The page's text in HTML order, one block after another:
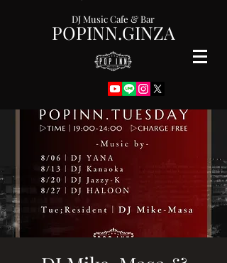
POPINN.GINZA
DJ Music Cafe & Bar